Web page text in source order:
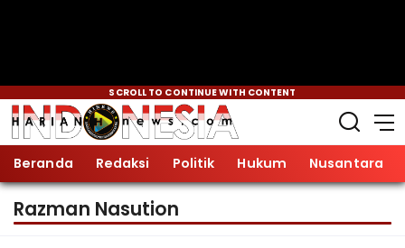
SCROLL TO CONTINUE WITH CONTENT
Beranda Redaksi Politik Hukum Nusantara
Razman Nasution